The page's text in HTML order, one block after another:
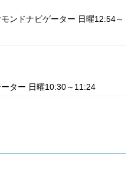
ンドナビゲーター 日曜12:54～
ーター 日曜10:30～11:24